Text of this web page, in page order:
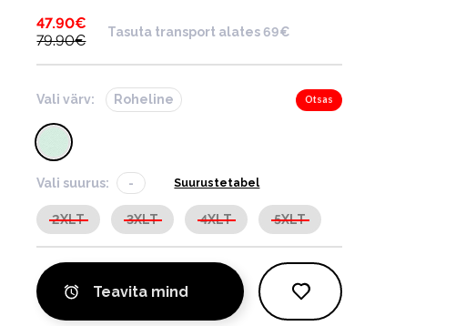
47.90€
79.90€
Tasuta transport alates 69€
Vali värv: Roheline Otsas
Vali suurus: - Suurustetabel
2XLT 3XLT 4XLT 5XLT
Teavita mind